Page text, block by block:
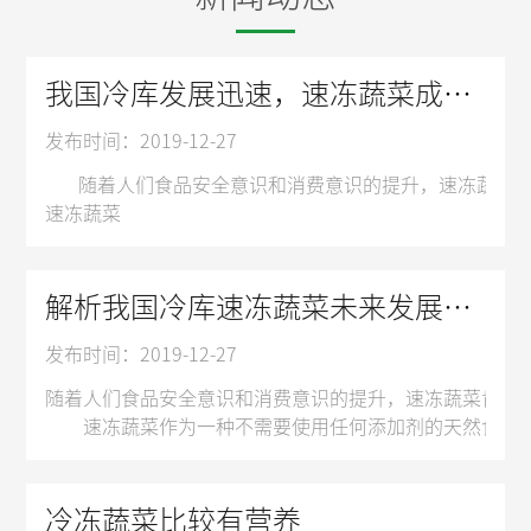
我国冷库发展迅速，速冻蔬菜成市场新方向
发布时间：2019-12-27
随着人们食品安全意识和消费意识的提升，速冻蔬菜
速冻蔬菜
近两年，生鲜电商发展十分迅猛。除了中粮我买网、顺
惊喜的是，生鲜电商的用户和速冻蔬菜的目标群体很吻
随着速冻蔬菜生产标准逐渐完善，生鲜电商的发展也
蔬菜在冻结时中心温度必须在30分钟以内，从零下1度
解析我国冷库速冻蔬菜未来发展潜力无限
发布时间：2019-12-27
随着人们食品安全意识和消费意识的提升，速冻蔬菜肯
速冻蔬菜作为一种不需要使用任何添加剂的天然食品，
惊喜的是，生鲜电商的用户和速冻蔬菜的目标群体很吻
冷冻蔬菜比较有营养